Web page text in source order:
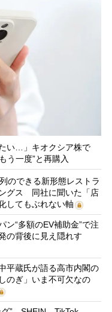
い…」キオクシア株で
う一度”と再購入
のできる新形態レストラ
グス 同社に聞いた「店
してもぶれない軸
ン“多額のEV補助金”で注
の背後に見え隠れす
平蔵氏が語る高市内閣の
のぎ」いま不可欠なの